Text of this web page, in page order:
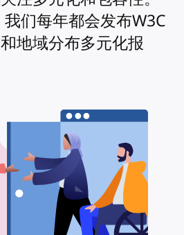
们每年都会发布W3C
地域分布多元化报